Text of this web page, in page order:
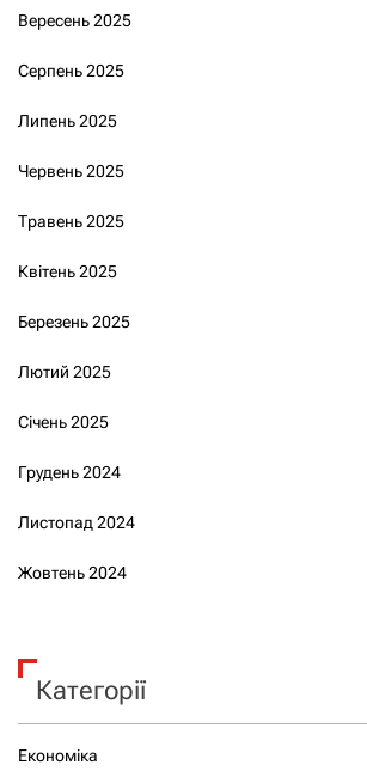
Вересень 2025
Серпень 2025
Липень 2025
Червень 2025
Травень 2025
Квітень 2025
Березень 2025
Лютий 2025
Січень 2025
Грудень 2024
Листопад 2024
Жовтень 2024
Категорії
Економіка